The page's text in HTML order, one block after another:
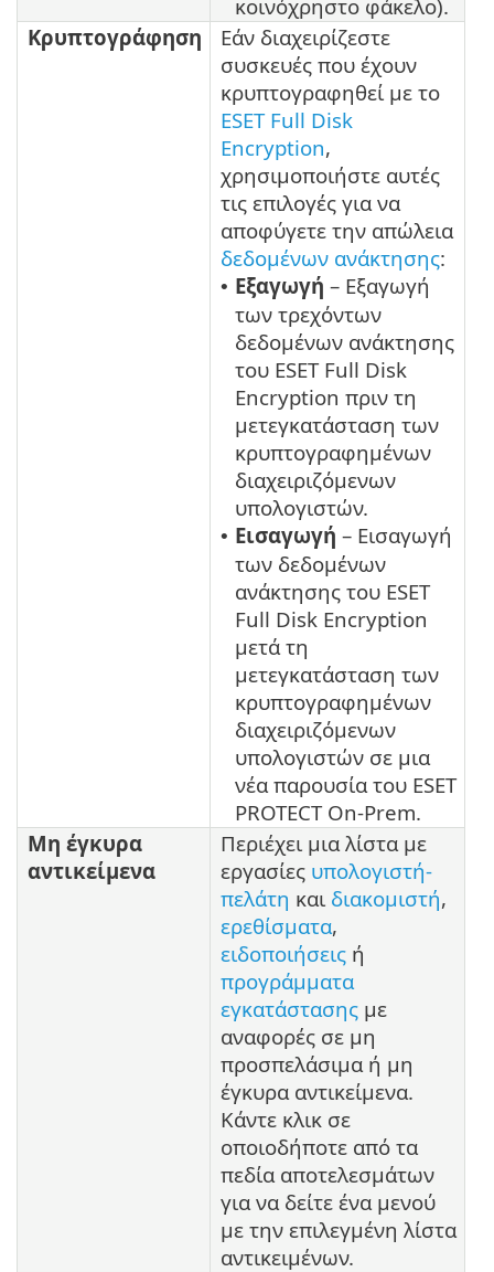
κοινόχρηστο φάκελο).
Κρυπτογράφηση
Εάν διαχειρίζεστε
συσκευές που έχουν
κρυπτογραφηθεί με το
ESET Full Disk
Encryption,
χρησιμοποιήστε αυτές
τις επιλογές για να
αποφύγετε την απώλεια
δεδομένων ανάκτησης:
• Εξαγωγή – Εξαγωγή
των τρεχόντων
δεδομένων ανάκτησης
του ESET Full Disk
Encryption πριν τη
μετεγκατάσταση των
κρυπτογραφημένων
διαχειριζόμενων
υπολογιστών.
• Εισαγωγή – Εισαγωγή
των δεδομένων
ανάκτησης του ESET
Full Disk Encryption
μετά τη
μετεγκατάσταση των
κρυπτογραφημένων
διαχειριζόμενων
υπολογιστών σε μια
νέα παρουσία του ESET
PROTECT On-Prem.
Μη έγκυρα
αντικείμενα
Περιέχει μια λίστα με
εργασίες υπολογιστή-
πελάτη και διακομιστή,
ερεθίσματα,
ειδοποιήσεις ή
προγράμματα
εγκατάστασης με
αναφορές σε μη
προσπελάσιμα ή μη
έγκυρα αντικείμενα.
Κάντε κλικ σε
οποιοδήποτε από τα
πεδία αποτελεσμάτων
για να δείτε ένα μενού
με την επιλεγμένη λίστα
αντικειμένων.